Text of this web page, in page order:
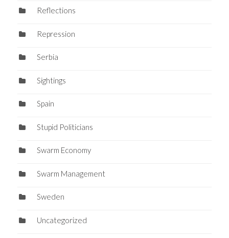
Reflections
Repression
Serbia
Sightings
Spain
Stupid Politicians
Swarm Economy
Swarm Management
Sweden
Uncategorized